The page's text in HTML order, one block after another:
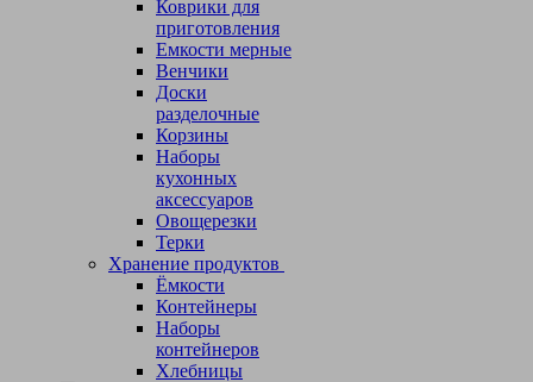
Коврики для
приготовления
Емкости мерные
Венчики
Доски
разделочные
Корзины
Наборы
кухонных
аксессуаров
Овощерезки
Терки
Хранение продуктов
Ёмкости
Контейнеры
Наборы
контейнеров
Хлебницы